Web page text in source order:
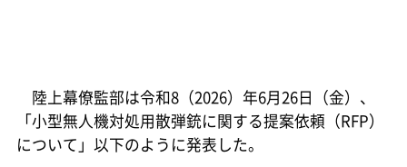
陸上幕僚監部は令和8（2026）年6月26日（金）、
「小型無人機対処用散弾銃に関する提案依頼（RFP）
について」以下のように発表した。